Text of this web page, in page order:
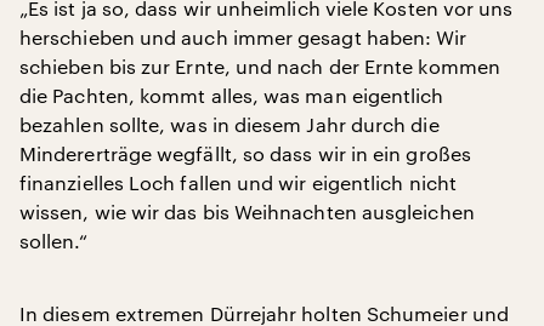
„Es ist ja so, dass wir unheimlich viele Kosten vor uns
herschieben und auch immer gesagt haben: Wir
schieben bis zur Ernte, und nach der Ernte kommen
die Pachten, kommt alles, was man eigentlich
bezahlen sollte, was in diesem Jahr durch die
Mindererträge wegfällt, so dass wir in ein großes
finanzielles Loch fallen und wir eigentlich nicht
wissen, wie wir das bis Weihnachten ausgleichen
sollen.“
In diesem extremen Dürrejahr holten Schumeier und